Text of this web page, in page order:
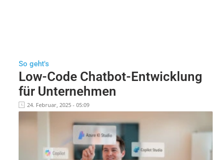
So geht's
Low-Code Chatbot-Entwicklung
für Unternehmen
24. Februar, 2025 - 05:09